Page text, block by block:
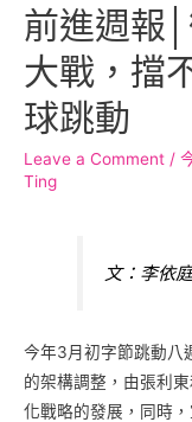
前進週報
大戰，擋
球跳動
Leave a Comment /
Ting
文：李依
今年3月初字節跳動八
的架構調整，由張利
化戰略的發展，同時